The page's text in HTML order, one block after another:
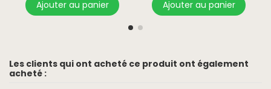
Ajouter au panier Ajouter au panier
Les clients qui ont acheté ce produit ont également
acheté :